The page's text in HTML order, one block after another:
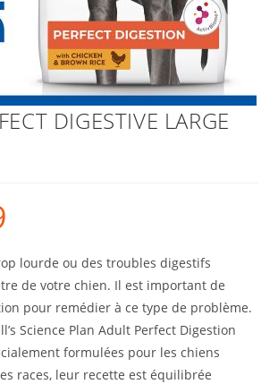
DIGESTIVE LARGE
lourde ou des troubles digestifs
de votre chien. Il est important de
pour remédier à ce type de problème.
Science Plan Adult Perfect Digestion
formulées pour les chiens
races, leur recette est équilibrée